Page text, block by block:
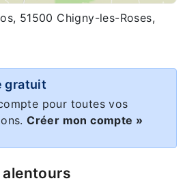
51500 Chigny-les-Roses,
gratuit
pour toutes vos
Créer mon compte »